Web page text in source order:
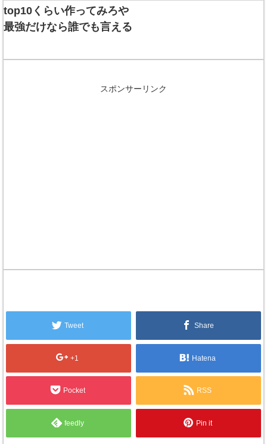
top10くらい作ってみろや
最強だけなら誰でも言える
スポンサーリンク
Tweet Share
+1 Hatena
Pocket RSS
feedly Pin it